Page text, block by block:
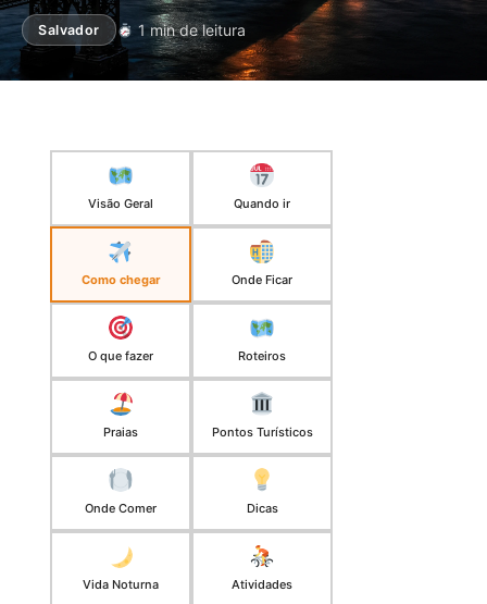
Salvador 1 min de leitura
Visão Geral Quando ir
Como chegar Onde Ficar
O que fazer Roteiros
Praias Pontos Turísticos
Onde Comer Dicas
Vida Noturna Atividades